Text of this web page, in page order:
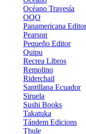
Océano Travesí­a
OQO
Panamericana
Pearson
Pequeño Editor
Quipu
Recrea Libros
Remolino
Riderchail
Santillana Ecuador
Siruela
Sushi Books
Takatuka
Tándem Edicions
Thule